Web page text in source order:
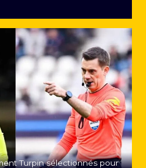
Turpin sélectionnés pour